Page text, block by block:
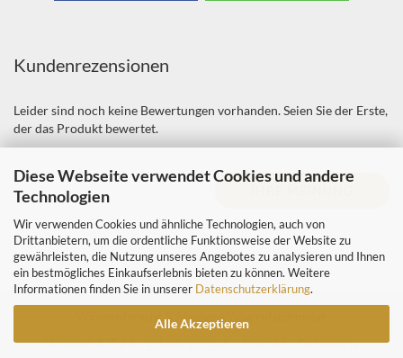
Diese Webseite verwendet Cookies und andere
Technologien
Wir verwenden Cookies und ähnliche Technologien, auch von
Drittanbietern, um die ordentliche Funktionsweise der Website zu
gewährleisten, die Nutzung unseres Angebotes zu analysieren und Ihnen
ein bestmögliches Einkaufserlebnis bieten zu können. Weitere
Informationen finden Sie in unserer Datenschutzerklärung.
Alle Akzeptieren
Kundenrezensionen
Leider sind noch keine Bewertungen vorhanden. Seien Sie der Erste,
der das Produkt bewertet.
Widerrufsrecht & Muster-Widerrufsformular
Versand- & Zahlungsbedingungen
Kontakt Gutscheine